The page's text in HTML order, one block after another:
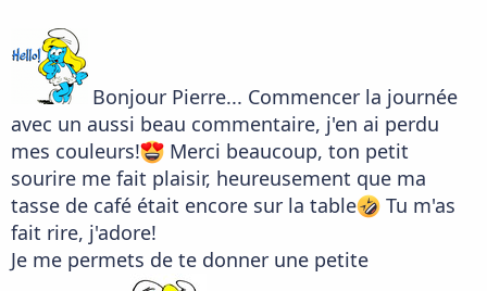
(sourire)
Belle journée Isabelle
Amitiés
Pierre
Bonjour Pierre... Commencer la journée
avec un aussi beau commentaire, j'en ai perdu
mes couleurs!
Merci beaucoup, ton petit
sourire me fait plaisir, heureusement que ma
tasse de café était encore sur la table
Tu m'as
fait rire, j'adore!
Je me permets de te donner une petite